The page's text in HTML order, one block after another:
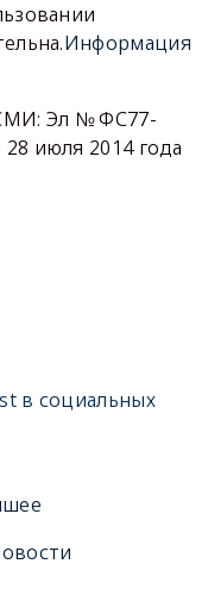
Информация
Эл № ФС77-
июля 2014 года
в социальных